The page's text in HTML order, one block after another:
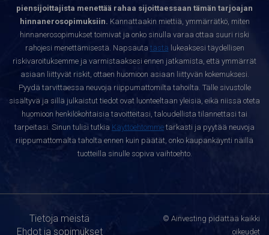
piensijoittajista menettää rahaa sijoittaessaan tämän tarjoajan
hinnanerosopimuksiin. Kannattaakin miettiä, ymmärrätkö, miten
hinnanerosopimukset toimivat ja onko sinulla varaa ottaa suuri riski
rahojesi menettämisestä. Napsauta tästä lukeaksesi täydellisen
riskivaroituksemme ja varmistaaksesi ennen jatkamista, että ymmärrät
asiaan liittyvät riskit, ottaen huomioon asiaan liittyvän kokemuksesi.
Pyydä tarvittaessa neuvoja riippumattomilta tahoilta. Tälle sivustolle
sisältyvä ja sillä julkaistut tiedot ovat luonteeltaan yleisiä, eikä niissä oteta
huomioon henkilökohtaisia tavoitteitasi, taloudellista tilannettasi tai
tarpeitasi. Sinun tulisi tutkia Käyttöehtomme tarkasti ja pyytää neuvoja
riippumattomalta taholta ennen kuin päätät, onko kaupankäynti näillä
tuotteilla sinulle sopiva vaihtoehto.
Tietoja meistä
Ehdot ja sopimukset
© Ainvesting pidättää kaikki
oikeudet